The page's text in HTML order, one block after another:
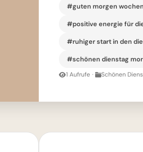
#guten morgen
#positive energie für
#ruhiger start in den
#schönen dienstag
1 Aufrufe · Schönen